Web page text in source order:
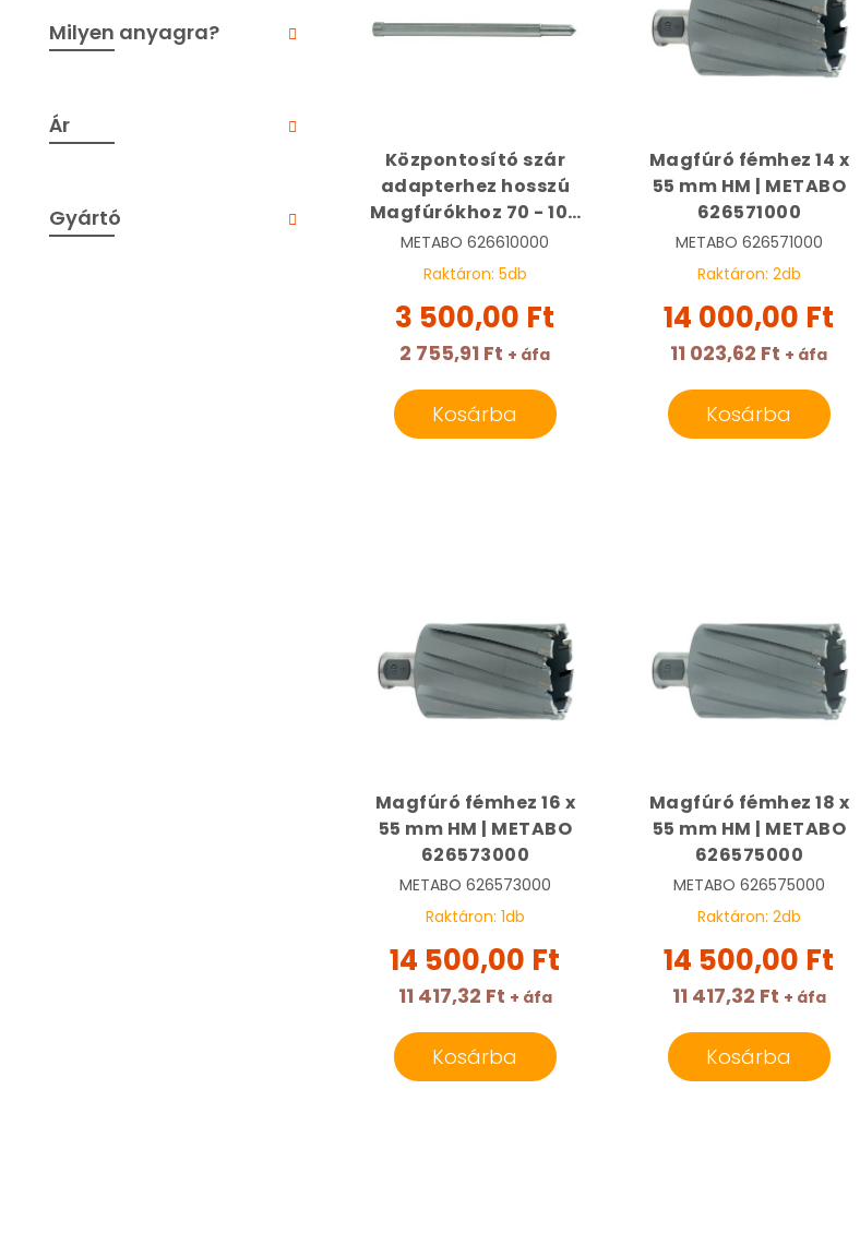
Központosító szár
adapterhez hosszú
Magfúrókhoz 70 - 100
mm átmérőhöz |
METABO 626610000
METABO 626610000
Raktáron: 5db
3 500,00 Ft
2 755,91 Ft + áfa
Kosárba
Magfúró fémhez 14 x
55 mm HM | METABO
626571000
METABO 626571000
Raktáron: 2db
14 000,00 Ft
11 023,62 Ft + áfa
Kosárba
Magfúró fémhez 16 x
55 mm HM | METABO
626573000
METABO 626573000
Raktáron: 1db
14 500,00 Ft
11 417,32 Ft + áfa
Kosárba
Magfúró fémhez 18 x
55 mm HM | METABO
626575000
METABO 626575000
Raktáron: 2db
14 500,00 Ft
11 417,32 Ft + áfa
Kosárba
Milyen anyagra?
Ár
Gyártó